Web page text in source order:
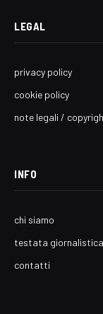
LEGAL
privacy policy
cookie policy
note legali /
INFO
chi siamo
testata giornalistica
contatti